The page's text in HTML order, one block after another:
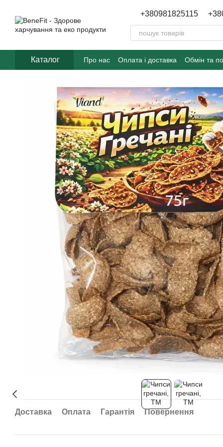
+380981825115
Каталог Про нас Оплата і доставка Обмін та
Доставка Оплата Гарантія Повернення